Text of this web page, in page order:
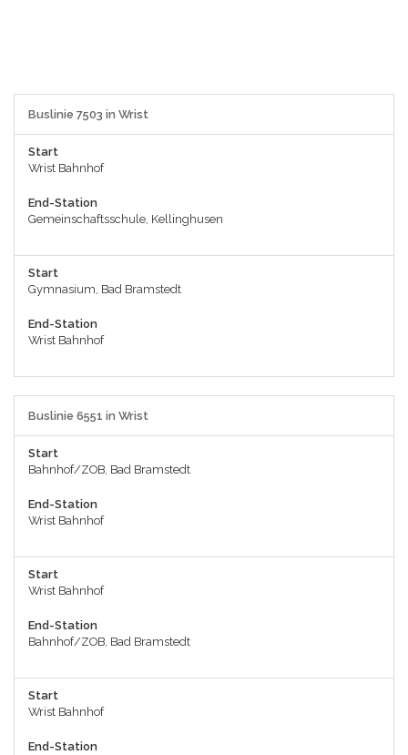
Buslinie 7503 in Wrist
Start
Wrist Bahnhof
End-Station
Gemeinschaftsschule, Kellinghusen
Start
Gymnasium, Bad Bramstedt
End-Station
Wrist Bahnhof
Buslinie 6551 in Wrist
Start
Bahnhof/ZOB, Bad Bramstedt
End-Station
Wrist Bahnhof
Start
Wrist Bahnhof
End-Station
Bahnhof/ZOB, Bad Bramstedt
Start
Wrist Bahnhof
End-Station